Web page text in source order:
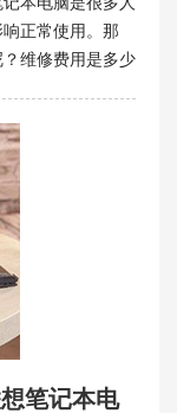
正常使用。那
维修费用是多少
笔记本电